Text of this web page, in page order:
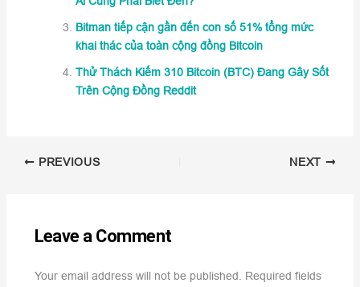
Bitman tiếp cận gần đến con số 51% tổng mức
khai thác của toàn cộng đồng Bitcoin
Thử Thách Kiếm 310 Bitcoin (BTC) Đang Gây Sốt
Trên Cộng Đồng Reddit
PREVIOUS NEXT
Leave a Comment
Your email address will not be published. Required fields